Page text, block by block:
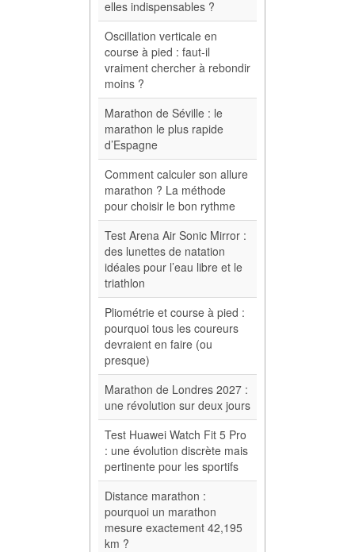
elles indispensables ?
Oscillation verticale en
course à pied : faut-il
vraiment chercher à rebondir
moins ?
Marathon de Séville : le
marathon le plus rapide
d’Espagne
Comment calculer son allure
marathon ? La méthode
pour choisir le bon rythme
Test Arena Air Sonic Mirror :
des lunettes de natation
idéales pour l’eau libre et le
triathlon
Pliométrie et course à pied :
pourquoi tous les coureurs
devraient en faire (ou
presque)
Marathon de Londres 2027 :
une révolution sur deux jours
Test Huawei Watch Fit 5 Pro
: une évolution discrète mais
pertinente pour les sportifs
Distance marathon :
pourquoi un marathon
mesure exactement 42,195
km ?